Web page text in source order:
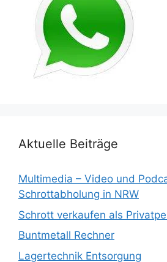
Aktuelle Beiträge
Multimedia – Video und
Schrottabholung in NRW
Schrott verkaufen als
Buntmetall Rechner
Lagertechnik Entsorgung